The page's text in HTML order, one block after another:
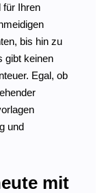
für Ihren
bis hin zu
gibt keinen
Egal, ob
und
mit